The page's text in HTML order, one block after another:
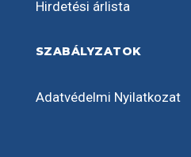
Hirdetési árlista
SZABÁLYZATOK
Adatvédelmi Nyilatkozat